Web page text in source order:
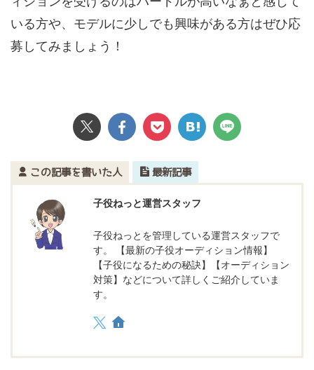
いる方や、モデルに少しでも興味がある方はぜひ応
募してみましょう！
この記事を書いた人 最新記事
子役ねっと運営スタッフ
子役ねっとを管理している運営スタッフで
す。 【最新の子役オーディション情報】
【子役になるための秘訣】【オーディション
対策】などについて詳しくご紹介していま
す。